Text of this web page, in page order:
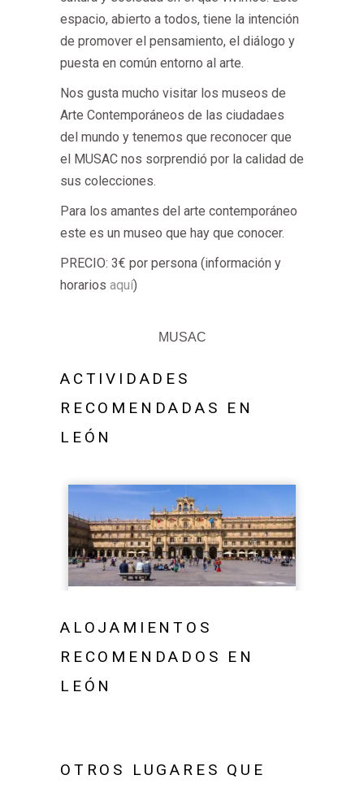
espacio, abierto a todos, tiene la intención
de promover el pensamiento, el diálogo y
puesta en común entorno al arte.
Nos gusta mucho visitar los museos de
Arte Contemporáneos de las ciudadaes
del mundo y tenemos que reconocer que
el MUSAC nos sorprendió por la calidad de
sus colecciones.
Para los amantes del arte contemporáneo
este es un museo que hay que conocer.
PRECIO: 3€ por persona (información y
horarios aquí)
MUSAC
ACTIVIDADES
RECOMENDADAS EN
LEÓN
ALOJAMIENTOS
RECOMENDADOS EN
LEÓN
OTROS LUGARES QUE